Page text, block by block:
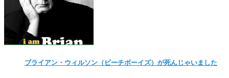
ブライアン・ウィルソン（ビーチボーイズ）が死んじゃいました